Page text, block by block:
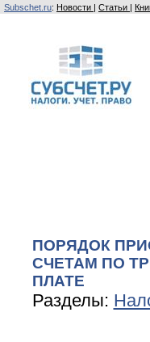
Subschet.ru: Новости | Статьи |
ПОРЯДОК
СЧЕТАМ ПО
ПЛАТЕ
Разделы: